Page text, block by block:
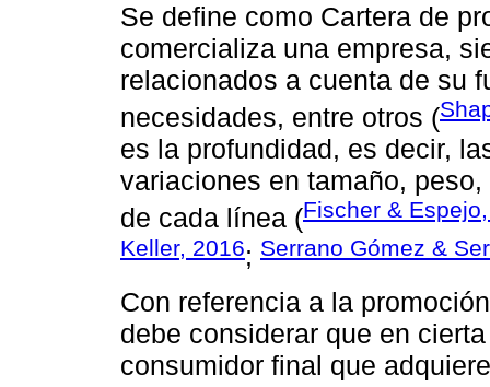
Se define como Cartera de
comercializa una empresa,
relacionados a cuenta de su
necesidades, entre otros (
es la profundidad, es decir,
variaciones en tamaño,
de cada línea (Fischer &
Keller, 2016; Serrano Gómez &
Con referencia a la
debe considerar que en
consumidor final que